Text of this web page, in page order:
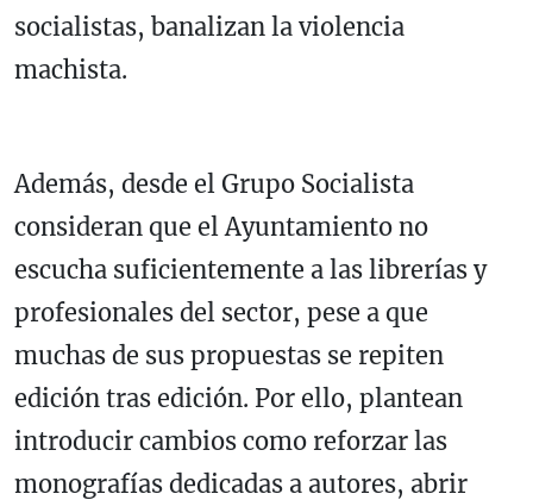
socialistas, banalizan la violencia
machista.
Además, desde el Grupo Socialista
consideran que el Ayuntamiento no
escucha suficientemente a las librerías y
profesionales del sector, pese a que
muchas de sus propuestas se repiten
edición tras edición. Por ello, plantean
introducir cambios como reforzar las
monografías dedicadas a autores, abrir